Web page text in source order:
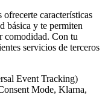
características
básica y te permiten
comodidad. Con tu
servicios de terceros
Event Tracking)
Mode, Klarna,